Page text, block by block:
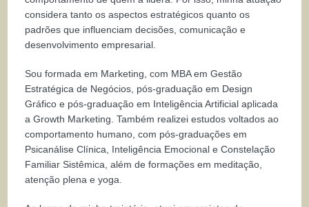
considera tanto os aspectos estratégicos quanto os
padrões que influenciam decisões, comunicação e
desenvolvimento empresarial.
Sou formada em Marketing, com MBA em Gestão
Estratégica de Negócios, pós-graduação em Design
Gráfico e pós-graduação em Inteligência Artificial aplicada
a Growth Marketing. Também realizei estudos voltados ao
comportamento humano, com pós-graduações em
Psicanálise Clínica, Inteligência Emocional e Constelação
Familiar Sistêmica, além de formações em meditação,
atenção plena e yoga.